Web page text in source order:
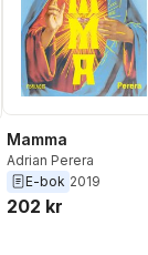
röster:
Mamma
Adrian Perera
E-bok 2019
202 kr